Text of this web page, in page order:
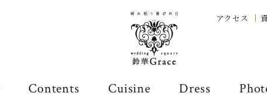
アクセス
Contents Cuisine Dress